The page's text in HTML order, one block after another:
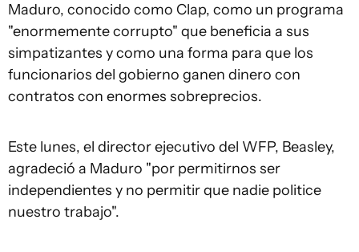
Maduro, conocido como Clap, como un programa
"enormemente corrupto" que beneficia a sus
simpatizantes y como una forma para que los
funcionarios del gobierno ganen dinero con
contratos con enormes sobreprecios.
Este lunes, el director ejecutivo del WFP, Beasley,
agradeció a Maduro "por permitirnos ser
independientes y no permitir que nadie politice
nuestro trabajo".